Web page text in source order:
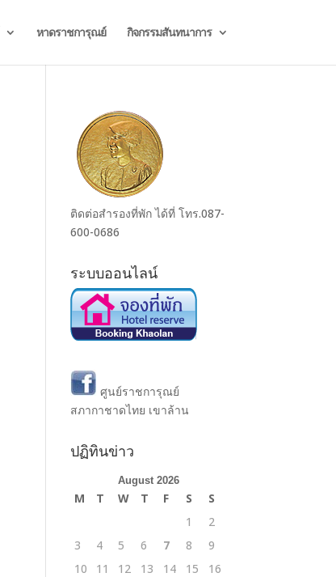
หาดราชการุณย์ กิจกรรมสันทนาการ
ติดต่อสำรองที่พัก ได้ที่ โทร.087-
600-0686
ระบบออนไลน์
ศูนย์ราชการุณย์
สภากาชาดไทย เขาล้าน
ปฏิทินข่าว
August 2026
M T W T F S
S
1
2
3
4 5 6 7 8
9
10
11 12 13 14 15
16